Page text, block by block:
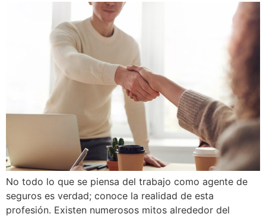
No todo lo que se piensa del trabajo como agente de
seguros es verdad; conoce la realidad de esta
profesión. Existen numerosos mitos alrededor del